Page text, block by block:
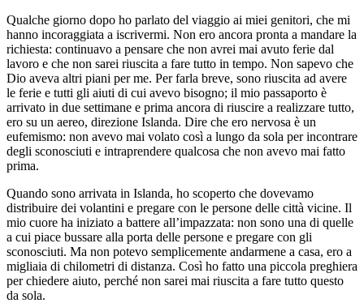
Qualche giorno dopo ho parlato del viaggio ai miei genitori, che mi
hanno incoraggiata a iscrivermi. Non ero ancora pronta a mandare la
richiesta: continuavo a pensare che non avrei mai avuto ferie dal
lavoro e che non sarei riuscita a fare tutto in tempo. Non sapevo che
Dio aveva altri piani per me. Per farla breve, sono riuscita ad avere
le ferie e tutti gli aiuti di cui avevo bisogno; il mio passaporto è
arrivato in due settimane e prima ancora di riuscire a realizzare tutto,
ero su un aereo, direzione Islanda. Dire che ero nervosa è un
eufemismo: non avevo mai volato così a lungo da sola per incontrare
degli sconosciuti e intraprendere qualcosa che non avevo mai fatto
prima.
Quando sono arrivata in Islanda, ho scoperto che dovevamo
distribuire dei volantini e pregare con le persone delle città vicine. Il
mio cuore ha iniziato a battere all’impazzata: non sono una di quelle
a cui piace bussare alla porta delle persone e pregare con gli
sconosciuti. Ma non potevo semplicemente andarmene a casa, ero a
migliaia di chilometri di distanza. Così ho fatto una piccola preghiera
per chiedere aiuto, perché non sarei mai riuscita a fare tutto questo
da sola.